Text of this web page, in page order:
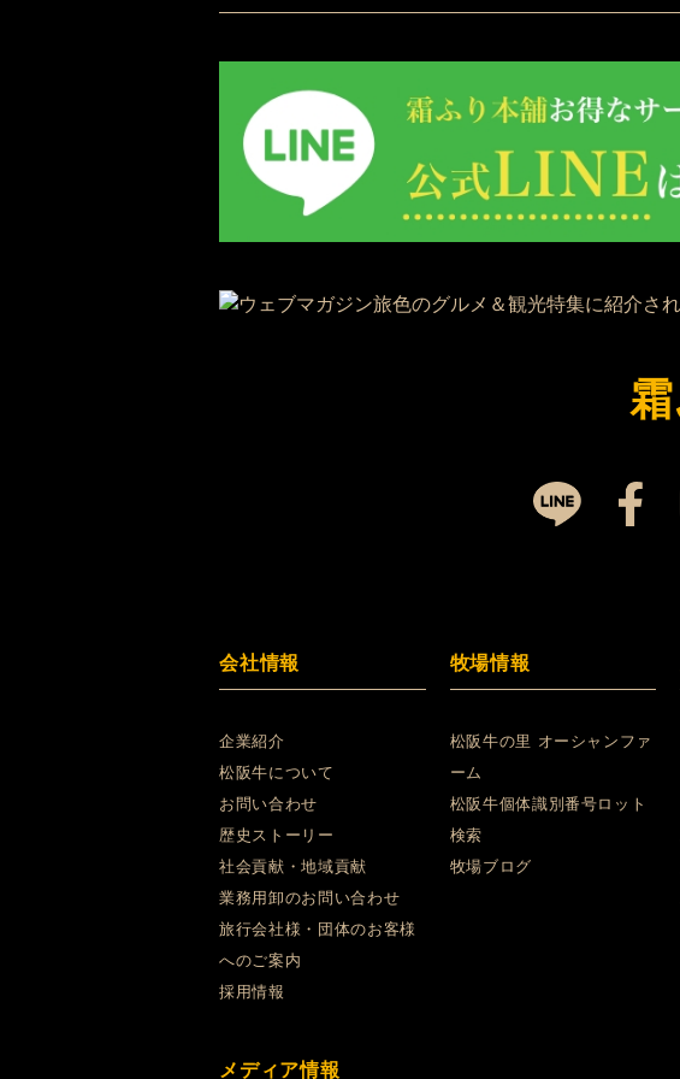
会社情報
企業紹介
松阪牛について
お問い合わせ
歴史ストーリー
社会貢献・地域貢献
業務用卸のお問い合わせ
旅行会社様・団体のお客様
へのご案内
採用情報
メディア情報
牧場情報
松阪牛の里 オーシャンファ
ーム
松阪牛個体識別番号ロット
検索
牧場ブログ